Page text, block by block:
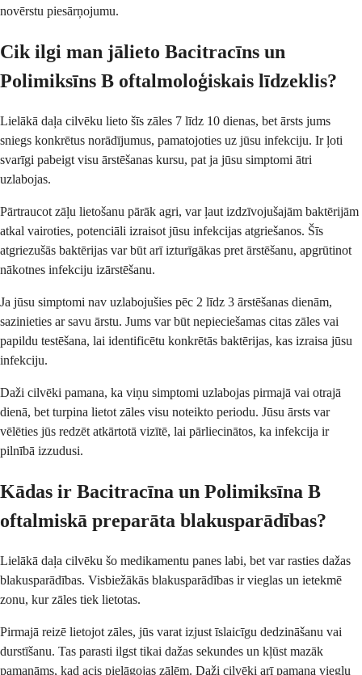
novērstu piesārņojumu.
Cik ilgi man jālieto Bacitracīns un
Polimiksīns B oftalmoloģiskais līdzeklis?
Lielākā daļa cilvēku lieto šīs zāles 7 līdz 10 dienas, bet ārsts jums
sniegs konkrētus norādījumus, pamatojoties uz jūsu infekciju. Ir ļoti
svarīgi pabeigt visu ārstēšanas kursu, pat ja jūsu simptomi ātri
uzlabojas.
Pārtraucot zāļu lietošanu pārāk agri, var ļaut izdzīvojušajām baktērijām
atkal vairoties, potenciāli izraisot jūsu infekcijas atgriešanos. Šīs
atgriezušās baktērijas var būt arī izturīgākas pret ārstēšanu, apgrūtinot
nākotnes infekciju izārstēšanu.
Ja jūsu simptomi nav uzlabojušies pēc 2 līdz 3 ārstēšanas dienām,
sazinieties ar savu ārstu. Jums var būt nepieciešamas citas zāles vai
papildu testēšana, lai identificētu konkrētās baktērijas, kas izraisa jūsu
infekciju.
Daži cilvēki pamana, ka viņu simptomi uzlabojas pirmajā vai otrajā
dienā, bet turpina lietot zāles visu noteikto periodu. Jūsu ārsts var
vēlēties jūs redzēt atkārtotā vizītē, lai pārliecinātos, ka infekcija ir
pilnībā izzudusi.
Kādas ir Bacitracīna un Polimiksīna B
oftalmiskā preparāta blakusparādības?
Lielākā daļa cilvēku šo medikamentu panes labi, bet var rasties dažas
blakusparādības. Visbiežākās blakusparādības ir vieglas un ietekmē
zonu, kur zāles tiek lietotas.
Pirmajā reizē lietojot zāles, jūs varat izjust īslaicīgu dedzināšanu vai
durstīšanu. Tas parasti ilgst tikai dažas sekundes un kļūst mazāk
pamanāms, kad acis pielāgojas zālēm. Daži cilvēki arī pamana vieglu